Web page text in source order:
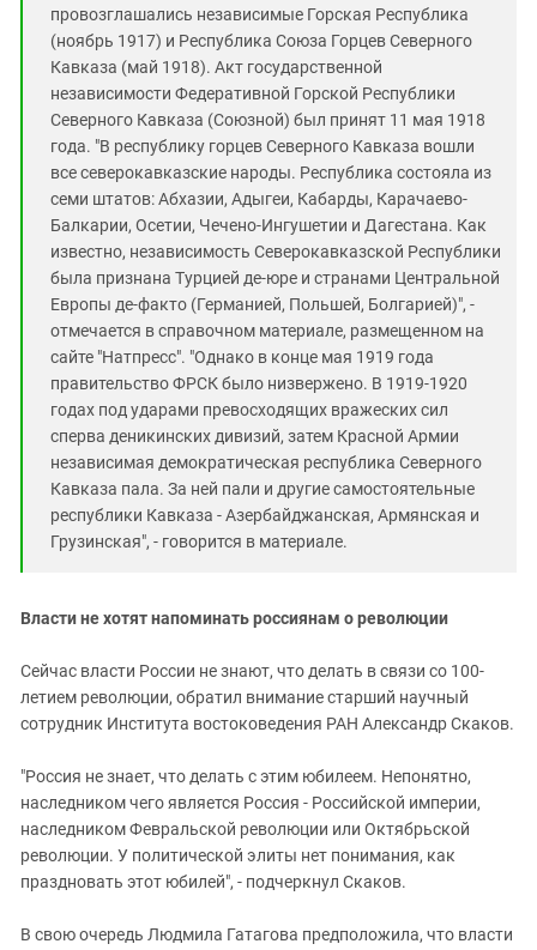
провозглашались независимые Горская Республика
(ноябрь 1917) и Республика Союза Горцев Северного
Кавказа (май 1918). Акт государственной
независимости Федеративной Горской Республики
Северного Кавказа (Союзной) был принят 11 мая 1918
года. "В республику горцев Северного Кавказа вошли
все северокавказские народы. Республика состояла из
семи штатов: Абхазии, Адыгеи, Кабарды, Карачаево-
Балкарии, Осетии, Чечено-Ин­гушетии и Дагестана. Как
известно, независимость Северокавказской Республики
была признана Турцией де-юре и странами Центральной
Европы де-факто (Германией, Польшей, Болгарией)", -
отмечается в справочном материале, размещенном на
сайте "Натпресс". "Однако в конце мая 1919 года
правительство ФРСК было низвержено. В 1919-1920
годах под ударами превосходящих вражеских сил
сперва деникинских дивизий, затем Красной Армии
независимая демократическая республика Северного
Кавказа пала. За ней пали и другие самостоятельные
республики Кавказа - Азербайд­жанская, Армянская и
Грузинская", - говорится в материале.
Власти не хотят напоминать россиянам о революции
Сейчас власти России не знают, что делать в связи со 100-
летием революции, обратил внимание старший научный
сотрудник Института востоковедения РАН Александр Скаков.
"Россия не знает, что делать с этим юбилеем. Непонятно,
наследником чего является Россия - Российской империи,
наследником Февральской революции или Октябрьской
революции. У политической элиты нет понимания, как
праздновать этот юбилей", - подчеркнул Скаков.
В свою очередь Людмила Гатагова предположила, что власти